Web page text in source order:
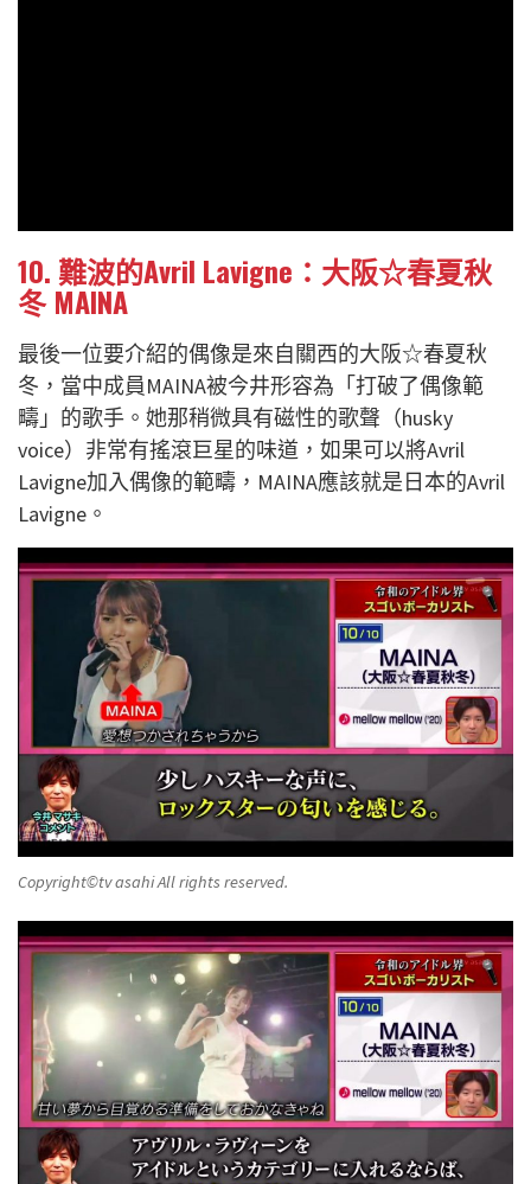
10. 難波的Avril Lavigne：大阪☆春夏秋
冬 MAINA
最後一位要介紹的偶像是來自關西的大阪☆春夏秋
冬，當中成員MAINA被今井形容為「打破了偶像範
疇」的歌手。她那稍微具有磁性的歌聲（husky
voice）非常有搖滾巨星的味道，如果可以將Avril
Lavigne加入偶像的範疇，MAINA應該就是日本的Avril
Lavigne。
Copyright©️tv asahi All rights reserved.